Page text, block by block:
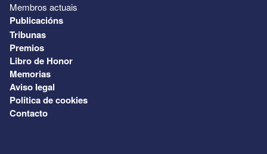
Membros actuais
Publicacións
Tribunas
Premios
Libro de Honor
Memorias
Aviso legal
Política de cookies
Contacto